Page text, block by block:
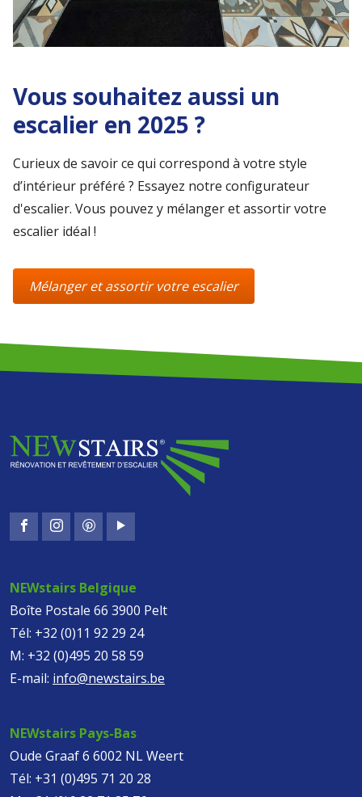
Vous souhaitez aussi un
escalier en 2025 ?
Curieux de savoir ce qui correspond à votre style
d’intérieur préféré ? Essayez notre configurateur
d'escalier. Vous pouvez y mélanger et assortir votre
escalier idéal !
Mélanger et assortir votre escalier
NEWstairs Belgique
Boîte Postale 66 3900 Pelt
Tél: +32 (0)11 92 29 24
M: +32 (0)495 20 58 59
E-mail: info@newstairs.be
NEWstairs Pays-Bas
Oude Graaf 6 6002 NL Weert
Tél: +31 (0)495 71 20 28